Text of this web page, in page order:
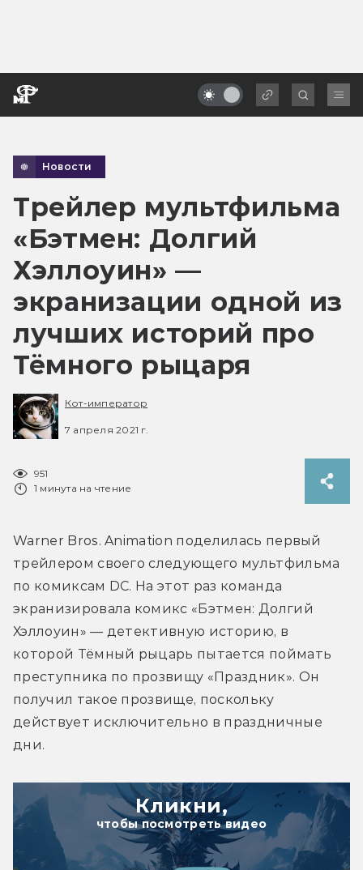
Новости
Трейлер мультфильма
«Бэтмен: Долгий
Хэллоуин» —
экранизации одной из
лучших историй про
Тёмного рыцаря
Кот-император
7 апреля 2021 г.
951
1 минута на чтение
Warner Bros. Animation поделилась первый
трейлером своего следующего мультфильма
по комиксам DC. На этот раз команда
экранизировала комикс «Бэтмен: Долгий
Хэллоуин» — детективную историю, в
которой Тёмный рыцарь пытается поймать
преступника по прозвищу «Праздник». Он
получил такое прозвище, поскольку
действует исключительно в праздничные
дни.
Кликни,
чтобы посмотреть видео